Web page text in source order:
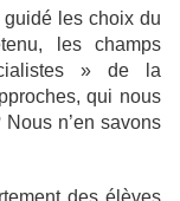
les choix du
les champs
» de la
qui nous
n’en savons
des élèves